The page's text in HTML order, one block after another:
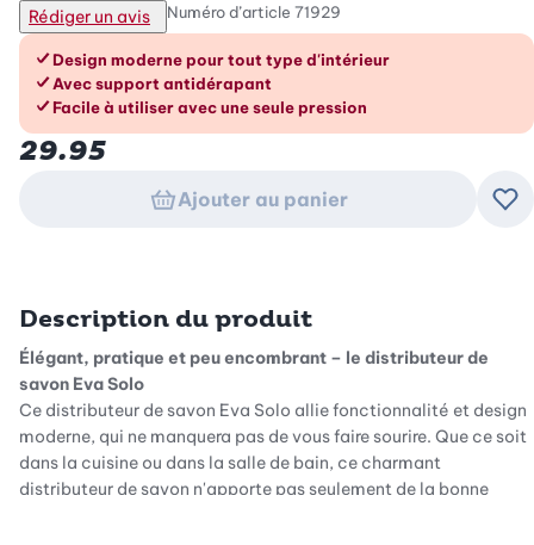
Rédiger un avis Numéro d’article 71929
Les avantages en un coup d’œil
Design moderne pour tout type d'intérieur
Avec support antidérapant
Facile à utiliser avec une seule pression
29.95
Ajouter au panier
Description du produit
Élégant, pratique et peu encombrant – le distributeur de
savon Eva Solo
Ce distributeur de savon Eva Solo allie fonctionnalité et design
moderne, qui ne manquera pas de vous faire sourire. Que ce soit
dans la cuisine ou dans la salle de bain, ce charmant
distributeur de savon n'apporte pas seulement de la bonne